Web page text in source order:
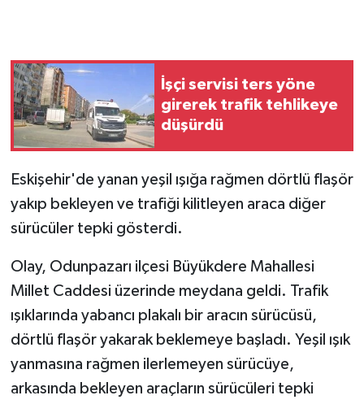
İşçi servisi ters yöne
girerek trafik tehlikeye
düşürdü
Eskişehir'de yanan yeşil ışığa rağmen dörtlü flaşör
yakıp bekleyen ve trafiği kilitleyen araca diğer
sürücüler tepki gösterdi.
Olay, Odunpazarı ilçesi Büyükdere Mahallesi
Millet Caddesi üzerinde meydana geldi. Trafik
ışıklarında yabancı plakalı bir aracın sürücüsü,
dörtlü flaşör yakarak beklemeye başladı. Yeşil ışık
yanmasına rağmen ilerlemeyen sürücüye,
arkasında bekleyen araçların sürücüleri tepki
Flaş Haber
Gayrimenkul
GENEL
GÜNDEM
Güvenlik
HABERDE İNSAN
İNSAN
İş Dünyası
Jandarma